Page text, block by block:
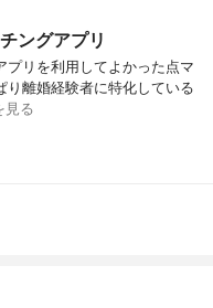
ングアプリ
リを利用してよかった点マ
り離婚経験者に特化している
見る